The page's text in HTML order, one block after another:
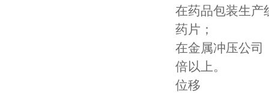
在药品包装生产
药片；
在金属冲压公司
倍以上。
位移